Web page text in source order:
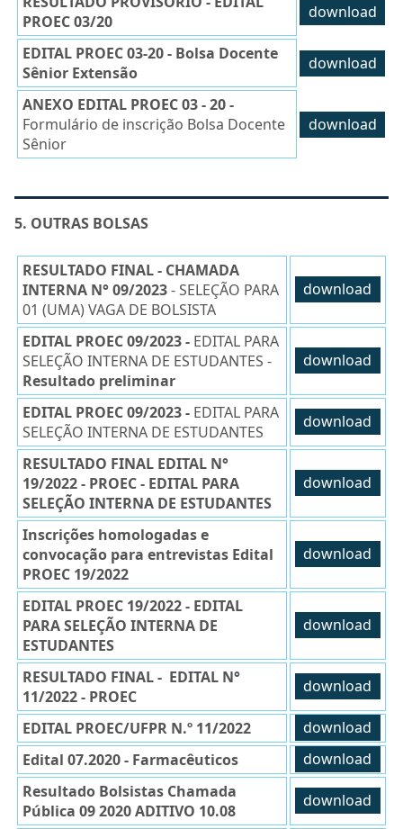
PROEC 03/20
download
EDITAL PROEC 03-20 - Bolsa Docente
Sênior Extensão
download
ANEXO EDITAL PROEC 03 - 20 -
Formulário de inscrição Bolsa Docente
Sênior
download
5. OUTRAS BOLSAS
RESULTADO FINAL - CHAMADA
INTERNA N° 09/2023- SELEÇÃO PARA
01 (UMA) VAGA DE BOLSISTA
download
EDITAL PROEC 09/2023 -EDITAL PARA
SELEÇÃO INTERNA DE ESTUDANTES -
Resultado preliminar
download
EDITAL PROEC 09/2023 -EDITAL PARA
SELEÇÃO INTERNA DE ESTUDANTES
download
RESULTADO FINAL EDITAL N°
19/2022 - PROEC - EDITAL PARA
SELEÇÃO INTERNA DE ESTUDANTES
download
Inscrições homologadas e
convocação para entrevistas Edital
PROEC 19/2022
download
EDITAL PROEC 19/2022 - EDITAL
PARA SELEÇÃO INTERNA DE
ESTUDANTES
download
RESULTADO FINAL - EDITAL N°
11/2022 - PROEC
download
EDITAL PROEC/UFPR N.º 11/2022
download
Edital 07.2020 - Farmacêuticos
download
Resultado Bolsistas Chamada
Pública 09 2020 ADITIVO 10.08
download